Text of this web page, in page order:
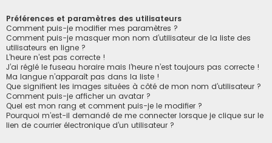
Préférences et paramètres des utilisateurs
Comment puis-je modifier mes paramètres ?
Comment puis-je masquer mon nom d’utilisateur de la liste des
utilisateurs en ligne ?
L’heure n’est pas correcte !
J’ai réglé le fuseau horaire mais l’heure n’est toujours pas correcte !
Ma langue n’apparaît pas dans la liste !
Que signifient les images situées à côté de mon nom d’utilisateur ?
Comment puis-je afficher un avatar ?
Quel est mon rang et comment puis-je le modifier ?
Pourquoi m’est-il demandé de me connecter lorsque je clique sur le
lien de courrier électronique d’un utilisateur ?